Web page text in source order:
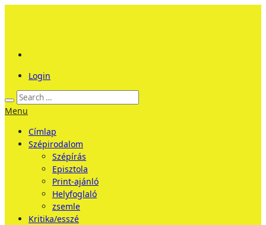
Login
Menu
Címlap
Szépirodalom
Szépírás
Episztola
Print-ajánló
Helyfoglaló
zsemle
Kritika/esszé